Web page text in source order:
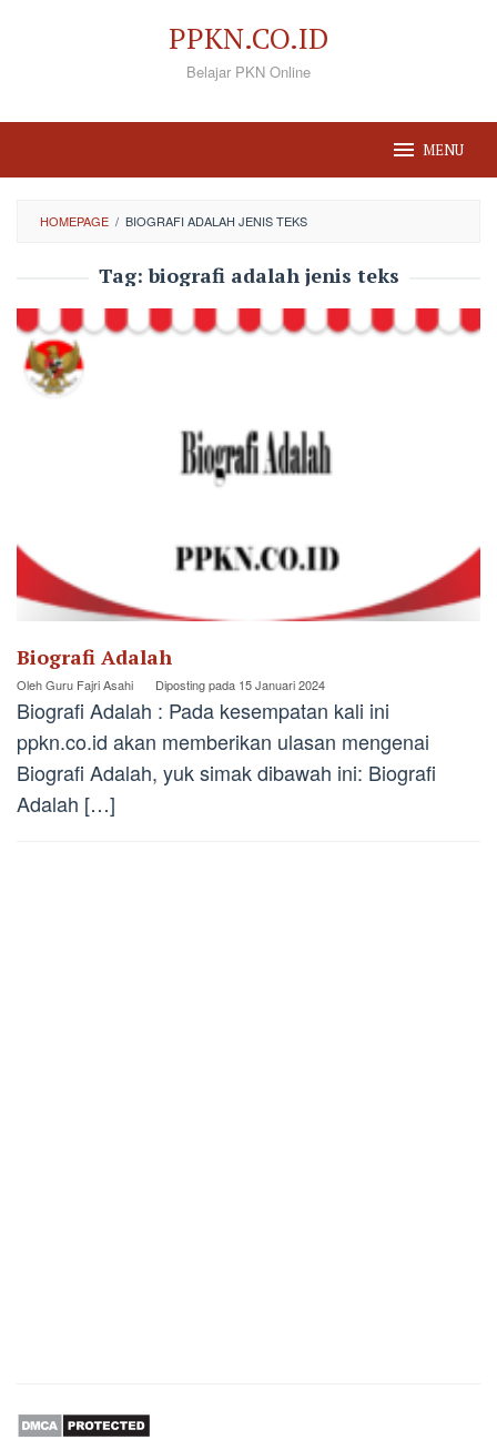
PPKN.CO.ID
Belajar PKN Online
MENU
HOMEPAGE / BIOGRAFI ADALAH JENIS TEKS
Tag:biografi adalah jenis teks
Biografi Adalah
OlehGuru Fajri Asahi Diposting pada 15 Januari 2024
Biografi Adalah : Pada kesempatan kali ini
ppkn.co.id akan memberikan ulasan mengenai
Biografi Adalah, yuk simak dibawah ini: Biografi
Adalah […]